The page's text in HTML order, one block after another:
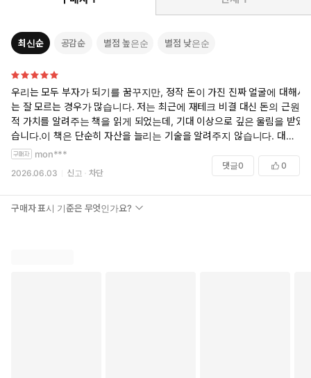
앞으로 펼쳐질 새로운 시기는 국내경기와 세계경기의 전체적인
움직임을 볼 수 있는 폭 넓은 식견을 가져야 제대로 된 경기방향
경기의 순환을 함께 바라볼 수 있는 몇 안 되는 전문가이다.
저서로는 『실전 임대사업 투자기법』 『뭘 해도 돈 버는 부동산
투자습관』 『1000만원으로 시작하는 재개발 투자』, 2016년 올
해의 책 후보에 선정되었으며, 부동산 분야 판매 1위를 기록한
『대한민국 부동산의 미래』를 비롯해 『한국의 1000원짜리 땅
부자들』 『4차산업혁명시대, 투자의 미래』 『앞으로 10년, 대
한민국 부동산』 등이 있고, 2020년 코로나 직전 출간되어 공황
을 중심으로 다루었던 『내일의 부』(전2권)는 출간되자마자 베
스트셀러 최상위권인 종합 2위에 오르며 그의 통찰력에 감탄하는
최신순 공감순 별점 높은순 별점 낮은순
우리는 모두 부자가 되기를 꿈꾸지만, 정작 돈이 가진 진짜 얼굴에 대해서
는 잘 모르는 경우가 많습니다. 저는 최근에 재테크 비결 대신 돈의 근원
적 가치를 알려주는 책을 읽게 되었는데, 기대 이상으로 깊은 울림을 받았
습니다.이 책은 단순히 자산을 늘리는 기술을 알려주지 않습니다. 대신 화
폐가 처음 생겨난 순간부터 지금의 디지털 금융에 이르기까지, 돈이 어떻
게 인류 문명을 움직여왔는지 그 발자취를 다룹니다.
특히 역사 속 굵직한 전쟁이나 종교 개혁, 제국의 흥망성쇠 뒤에 늘 '돈의
흐름'이 있었다는 분석은 무척 신선하고 흥미로웠습니다.어려운 경제학
mon***
2026.06.03 신고 차단
댓글0 0
구매자 표시 기준은 무엇인가요?